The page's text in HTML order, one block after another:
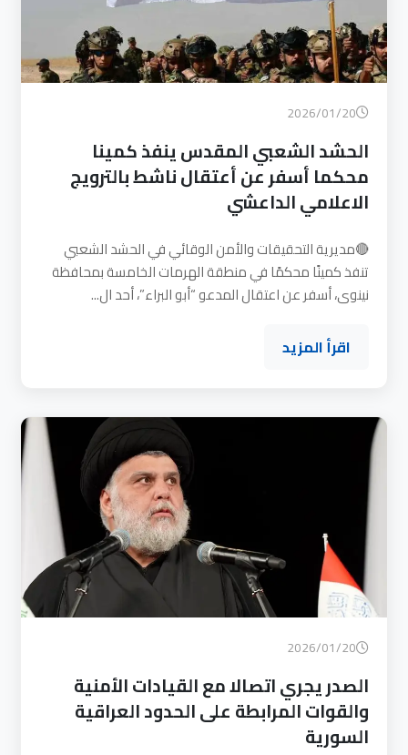
2026/01/20
الحشد الشعبي المقدس ينفذ كمينا
محكما أسفر عن أعتقال ناشط بالترويج
الاعلامي الداعشي
🔴مديرية التحقيقات والأمن الوقائي في الحشد الشعبي
تنفذ كمينًا محكمًا في منطقة الهرمات الخامسة بمحافظة
نينوى، أسفر عن اعتقال المدعو “أبو البراء”، أحد ال...
اقرأ المزيد
2026/01/20
الصدر يجري اتصالا مع القيادات الأمنية
والقوات المرابطة على الحدود العراقية
السورية